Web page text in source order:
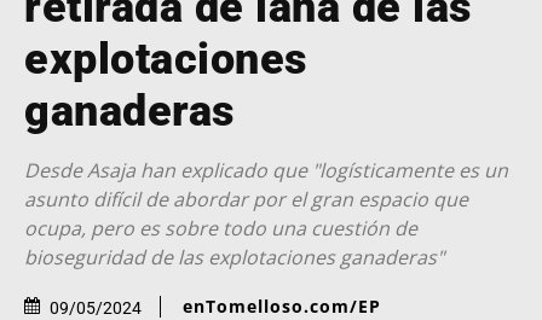
explotaciones
ganaderas
Desde Asaja han explicado que "logísticamente es un
asunto difícil de abordar por el gran espacio que
ocupa, pero es sobre todo una cuestión de
bioseguridad de las explotaciones ganaderas"
09/05/2024 enTomelloso.com/EP